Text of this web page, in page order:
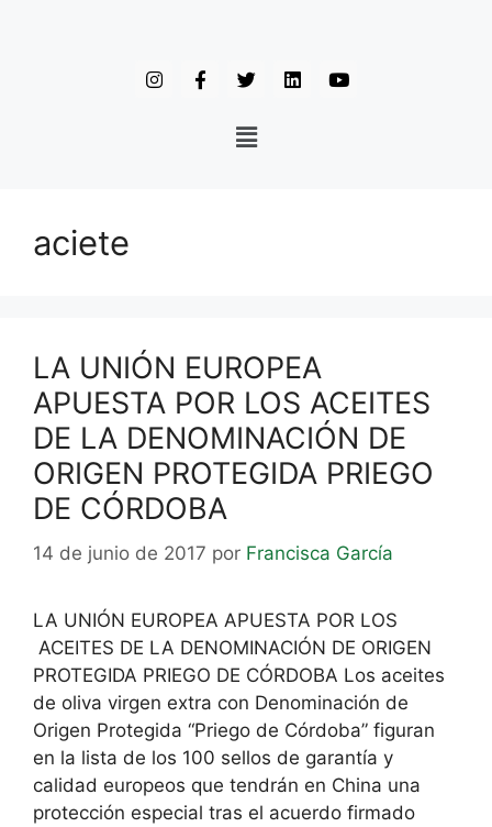
aciete
LA UNIÓN EUROPEA
APUESTA POR LOS ACEITES
DE LA DENOMINACIÓN DE
ORIGEN PROTEGIDA PRIEGO
DE CÓRDOBA
14 de junio de 2017 por Francisca García
LA UNIÓN EUROPEA APUESTA POR LOS
ACEITES DE LA DENOMINACIÓN DE ORIGEN
PROTEGIDA PRIEGO DE CÓRDOBA Los aceites
de oliva virgen extra con Denominación de
Origen Protegida “Priego de Córdoba” figuran
en la lista de los 100 sellos de garantía y
calidad europeos que tendrán en China una
protección especial tras el acuerdo firmado